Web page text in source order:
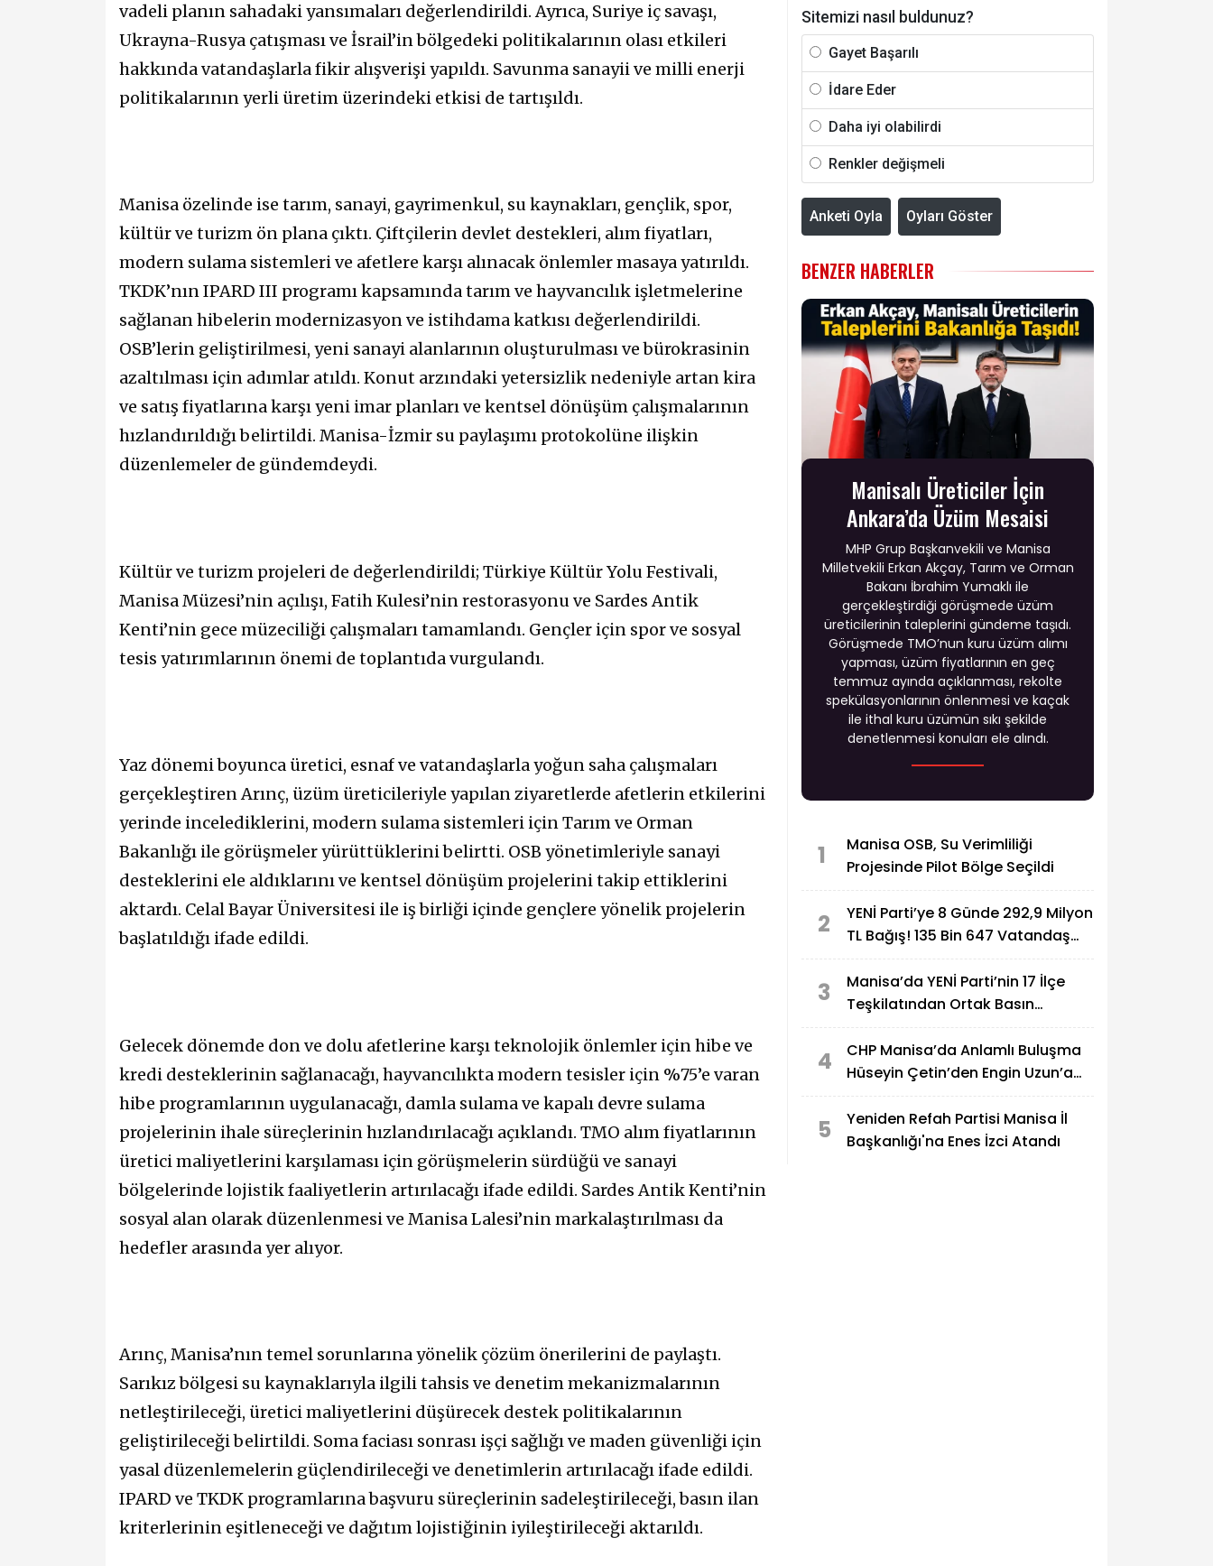
vadeli planın sahadaki yansımaları değerlendirildi. Ayrıca, Suriye iç savaşı,
Ukrayna-Rusya çatışması ve İsrail’in bölgedeki politikalarının olası etkileri
hakkında vatandaşlarla fikir alışverişi yapıldı. Savunma sanayii ve milli enerji
politikalarının yerli üretim üzerindeki etkisi de tartışıldı.
Manisa özelinde ise tarım, sanayi, gayrimenkul, su kaynakları, gençlik, spor,
kültür ve turizm ön plana çıktı. Çiftçilerin devlet destekleri, alım fiyatları,
modern sulama sistemleri ve afetlere karşı alınacak önlemler masaya yatırıldı.
TKDK’nın IPARD III programı kapsamında tarım ve hayvancılık işletmelerine
sağlanan hibelerin modernizasyon ve istihdama katkısı değerlendirildi.
OSB’lerin geliştirilmesi, yeni sanayi alanlarının oluşturulması ve bürokrasinin
azaltılması için adımlar atıldı. Konut arzındaki yetersizlik nedeniyle artan kira
ve satış fiyatlarına karşı yeni imar planları ve kentsel dönüşüm çalışmalarının
hızlandırıldığı belirtildi. Manisa-İzmir su paylaşımı protokolüne ilişkin
düzenlemeler de gündemdeydi.
Kültür ve turizm projeleri de değerlendirildi; Türkiye Kültür Yolu Festivali,
Manisa Müzesi’nin açılışı, Fatih Kulesi’nin restorasyonu ve Sardes Antik
Kenti’nin gece müzeciliği çalışmaları tamamlandı. Gençler için spor ve sosyal
tesis yatırımlarının önemi de toplantıda vurgulandı.
Yaz dönemi boyunca üretici, esnaf ve vatandaşlarla yoğun saha çalışmaları
gerçekleştiren Arınç, üzüm üreticileriyle yapılan ziyaretlerde afetlerin etkilerini
yerinde incelediklerini, modern sulama sistemleri için Tarım ve Orman
Bakanlığı ile görüşmeler yürüttüklerini belirtti. OSB yönetimleriyle sanayi
desteklerini ele aldıklarını ve kentsel dönüşüm projelerini takip ettiklerini
aktardı. Celal Bayar Üniversitesi ile iş birliği içinde gençlere yönelik projelerin
başlatıldığı ifade edildi.
Gelecek dönemde don ve dolu afetlerine karşı teknolojik önlemler için hibe ve
kredi desteklerinin sağlanacağı, hayvancılıkta modern tesisler için %75’e varan
hibe programlarının uygulanacağı, damla sulama ve kapalı devre sulama
projelerinin ihale süreçlerinin hızlandırılacağı açıklandı. TMO alım fiyatlarının
üretici maliyetlerini karşılaması için görüşmelerin sürdüğü ve sanayi
bölgelerinde lojistik faaliyetlerin artırılacağı ifade edildi. Sardes Antik Kenti’nin
sosyal alan olarak düzenlenmesi ve Manisa Lalesi’nin markalaştırılması da
hedefler arasında yer alıyor.
Arınç, Manisa’nın temel sorunlarına yönelik çözüm önerilerini de paylaştı.
Sarıkız bölgesi su kaynaklarıyla ilgili tahsis ve denetim mekanizmalarının
netleştirileceği, üretici maliyetlerini düşürecek destek politikalarının
geliştirileceği belirtildi. Soma faciası sonrası işçi sağlığı ve maden güvenliği için
yasal düzenlemelerin güçlendirileceği ve denetimlerin artırılacağı ifade edildi.
IPARD ve TKDK programlarına başvuru süreçlerinin sadeleştirileceği, basın ilan
kriterlerinin eşitleneceği ve dağıtım lojistiğinin iyileştirileceği aktarıldı.
Sitemizi nasıl buldunuz?
Gayet Başarılı
İdare Eder
Daha iyi olabilirdi
Renkler değişmeli
Anketi Oyla Oyları Göster
BENZER HABERLER
Manisalı Üreticiler İçin
Ankara’da Üzüm Mesaisi
MHP Grup Başkanvekili ve Manisa
Milletvekili Erkan Akçay, Tarım ve Orman
Bakanı İbrahim Yumaklı ile
gerçekleştirdiği görüşmede üzüm
üreticilerinin taleplerini gündeme taşıdı.
Görüşmede TMO’nun kuru üzüm alımı
yapması, üzüm fiyatlarının en geç
temmuz ayında açıklanması, rekolte
spekülasyonlarının önlenmesi ve kaçak
ile ithal kuru üzümün sıkı şekilde
denetlenmesi konuları ele alındı.
1
Manisa OSB, Su Verimliliği
Projesinde Pilot Bölge Seçildi
2
YENİ Parti’ye 8 Günde 292,9 Milyon
TL Bağış! 135 Bin 647 Vatandaş
3
Manisa’da YENİ Parti’nin 17 İlçe
Teşkilatından Ortak Basın
4
CHP Manisa’da Anlamlı Buluşma
Hüseyin Çetin’den Engin Uzun’a
5
Yeniden Refah Partisi Manisa İl
Başkanlığı'na Enes İzci Atandı